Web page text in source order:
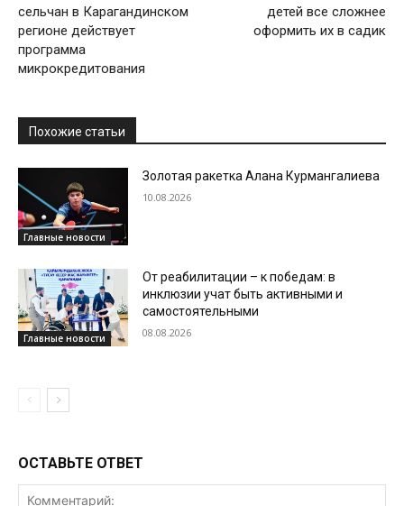
сельчан в Карагандинском
регионе действует
программа
микрокредитования
детей все сложнее
оформить их в садик
Похожие статьи
Главные новости
Золотая ракетка Алана Курмангалиева
10.08.2026
Главные новости
От реабилитации – к победам: в
инклюзии учат быть активными и
самостоятельными
08.08.2026
ОСТАВЬТЕ ОТВЕТ